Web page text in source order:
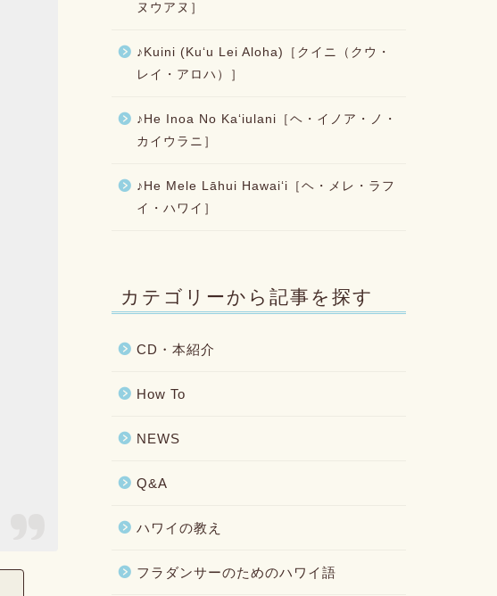
ヌウアヌ］
♪Kuini (Kuʻu Lei Aloha)［クイニ（クウ・
レイ・アロハ）］
♪He Inoa No Kaʻiulani［ヘ・イノア・ノ・
カイウラニ］
♪He Mele Lāhui Hawaiʻi［ヘ・メレ・ラフ
イ・ハワイ］
カテゴリーから記事を探す
CD・本紹介
How To
NEWS
Q&A
ハワイの教え
フラダンサーのためのハワイ語